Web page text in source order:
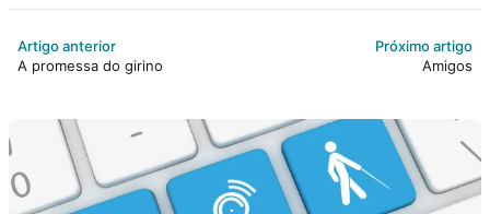
Artigo anterior
A promessa do girino
Próximo artigo
Amigos